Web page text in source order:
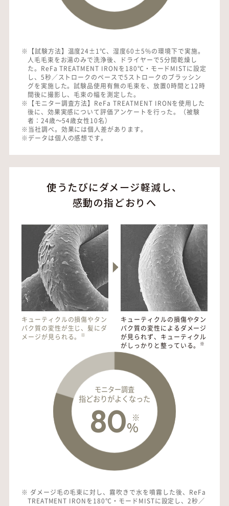
※【試験方法】温度24±1℃、湿度60±5%の環境下で実施。
人毛毛束をお湯のみで洗浄後、ドライヤーで5分間乾燥し
た。ReFa TREATMENT IRONを180℃・モードMISTに設定
し、5秒／ストロークのペースで5ストロークのブラッシン
グを実施した。試験品使用有無の毛束を、放置0時間と12時
間後に撮影し、毛束の幅を測定した。
※【モニター調査方法】ReFa TREATMENT IRONを使用した
後に、効果実感について評価アンケートを行った。（被験
者：24歳〜54歳女性10名）
※当社調べ。効果には個人差があります。
※データは個人の感想です。
使うたびにダメージ軽減し、
感動の指どおりへ
キューティクルの損傷やタン
パク質の変性が生じ、髪にダ
メージが見られる。
※
キューティクルの損傷やタン
パク質の変性によるダメージ
が見られず、キューティクル
がしっかりと整っている。
※
モニター調査
指どおりがよくなった
80%
※
※ ダメージ毛の毛束に対し、霧吹きで水を噴霧した後、ReFa
TREATMENT IRONを180℃・モードMISTに設定し、2秒／